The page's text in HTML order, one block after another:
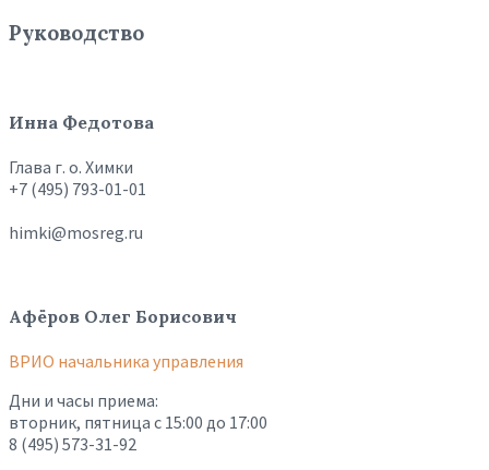
Руководство
Инна Федотова
Глава г. о. Химки
+7 (495) 793-01-01
himki@mosreg.ru
Афёров Олег Борисович
ВРИО начальника управления
Дни и часы приема:
вторник, пятница с 15:00 до 17:00
8 (495) 573-31-92